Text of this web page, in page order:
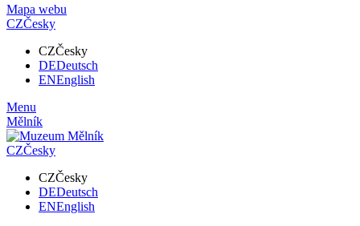
Mapa webu
CZČesky
CZČesky
DEDeutsch
ENEnglish
Menu
Mělník
CZČesky
CZČesky
DEDeutsch
ENEnglish